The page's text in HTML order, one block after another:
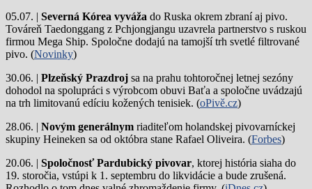
05.07. | Severná Kórea vyváža do Ruska okrem zbraní aj pivo.
Továreň Taedonggang z Pchjongjangu uzavrela partnerstvo s ruskou
firmou Mega Ship. Spoločne dodajú na tamojší trh svetlé filtrované
pivo. (Novinky)
30.06. | Plzeňský Prazdroj sa na prahu tohtoročnej letnej sezóny
dohodol na spolupráci s výrobcom obuvi Baťa a spoločne uvádzajú
na trh limitovanú edíciu kožených tenisiek. (oPivě.cz)
28.06. | Novým generálnym riaditeľom holandskej pivovarníckej
skupiny Heineken sa od októbra stane Rafael Oliveira. (Forbes)
20.06. | Spoločnosť Pardubický pivovar, ktorej história siaha do
19. storočia, vstúpi k 1. septembru do likvidácie a bude zrušená.